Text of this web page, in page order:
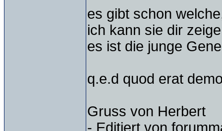
es gibt schon
ich kann sie dir
es ist die junge
q.e.d quod erat
Gruss von Herbert
- Editiert von